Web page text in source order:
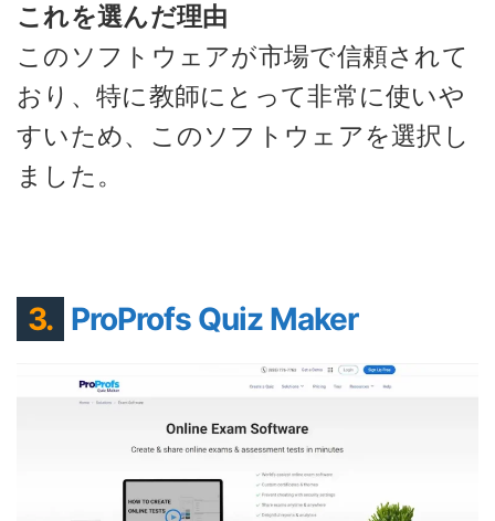
これを選んだ理由
このソフトウェアが市場で信頼されて
おり、特に教師にとって非常に使いや
すいため、このソフトウェアを選択し
ました。
3. ProProfs Quiz Maker